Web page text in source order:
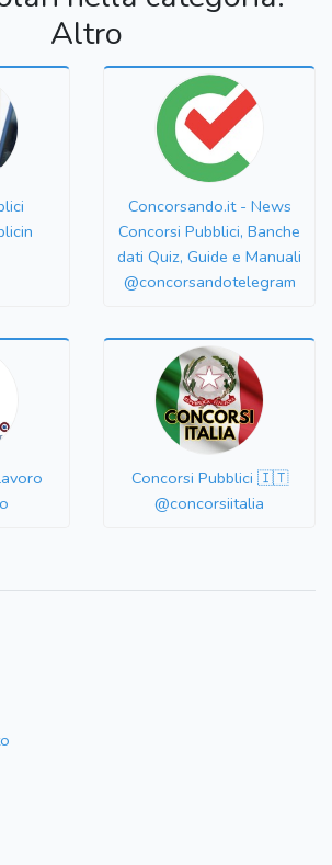
Altro
Concorsando.it - News
Concorsi Pubblici, Banche
dati Quiz, Guide e Manuali
@concorsandotelegram
Concorsi Pubblici 🇮🇹
@concorsiitalia